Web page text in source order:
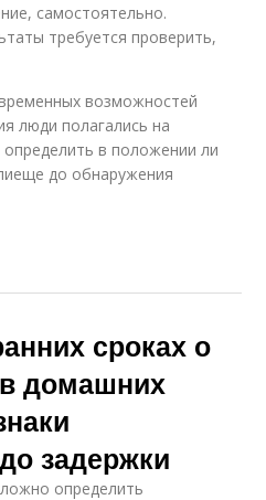
самостоятельно.
требуется проверить,
возможностей
люди полагались на
в положении ли
до обнаружения
сроках о
домашних
задержки
определить